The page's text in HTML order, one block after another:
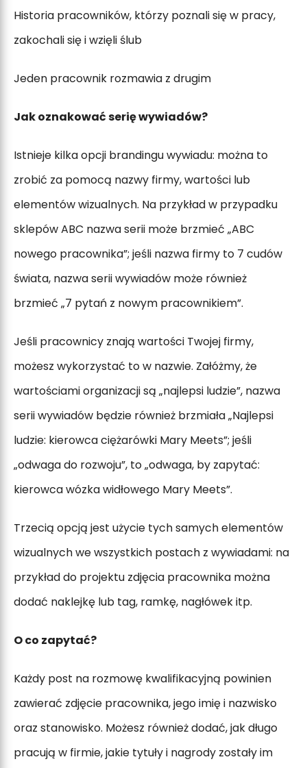
Historia pracowników, którzy poznali się w pracy,
zakochali się i wzięli ślub
Jeden pracownik rozmawia z drugim
Jak oznakować serię wywiadów?
Istnieje kilka opcji brandingu wywiadu: można to
zrobić za pomocą nazwy firmy, wartości lub
elementów wizualnych. Na przykład w przypadku
sklepów ABC nazwa serii może brzmieć „ABC
nowego pracownika”; jeśli nazwa firmy to 7 cudów
świata, nazwa serii wywiadów może również
brzmieć „7 pytań z nowym pracownikiem”.
Jeśli pracownicy znają wartości Twojej firmy,
możesz wykorzystać to w nazwie. Załóżmy, że
wartościami organizacji są „najlepsi ludzie”, nazwa
serii wywiadów będzie również brzmiała „Najlepsi
ludzie: kierowca ciężarówki Mary Meets”; jeśli
„odwaga do rozwoju”, to „odwaga, by zapytać:
kierowca wózka widłowego Mary Meets”.
Trzecią opcją jest użycie tych samych elementów
wizualnych we wszystkich postach z wywiadami: na
przykład do projektu zdjęcia pracownika można
dodać naklejkę lub tag, ramkę, nagłówek itp.
O co zapytać?
Każdy post na rozmowę kwalifikacyjną powinien
zawierać zdjęcie pracownika, jego imię i nazwisko
oraz stanowisko. Możesz również dodać, jak długo
pracują w firmie, jakie tytuły i nagrody zostały im